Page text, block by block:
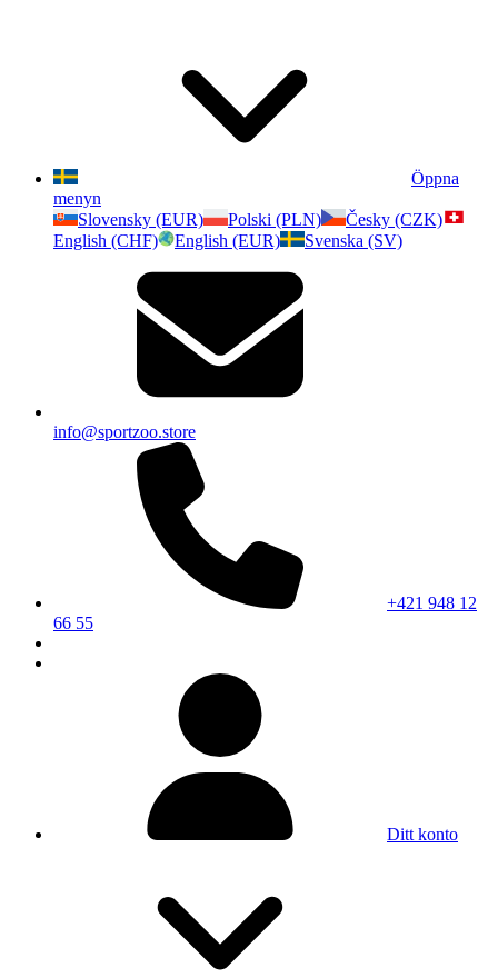
Öppna
menyn
Slovensky (EUR)
Polski (PLN)
Česky (CZK)
English (CHF)
English (EUR) Svenska (SV)
info@sportzoo.store
+421 948 12
66 55
Ditt konto